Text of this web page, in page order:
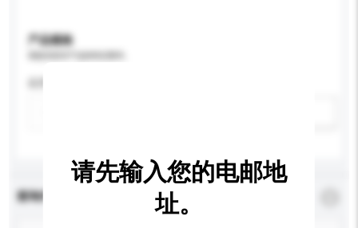
产品规格
查询内容
请先输入您的电邮地
址。